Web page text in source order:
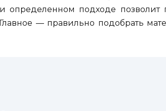
определенном подходе позволит
— правильно подобрать